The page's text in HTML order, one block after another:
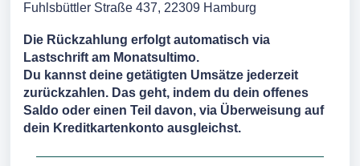
Fuhlsbüttler Straße 437, 22309 Hamburg
Die Rückzahlung erfolgt automatisch via
Lastschrift am Monatsultimo.
Du kannst deine getätigten Umsätze jederzeit
zurückzahlen. Das geht, indem du dein offenes
Saldo oder einen Teil davon, via Überweisung auf
dein Kreditkartenkonto ausgleichst.